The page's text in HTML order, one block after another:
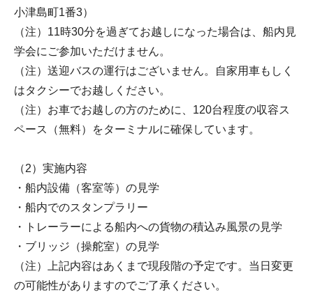
小津島町1番3）
（注）11時30分を過ぎてお越しになった場合は、船内見
学会にご参加いただけません。
（注）送迎バスの運行はございません。自家用車もしく
はタクシーでお越しください。
（注）お車でお越しの方のために、120台程度の収容ス
ペース（無料）をターミナルに確保しています。
（2）実施内容
・船内設備（客室等）の見学
・船内でのスタンプラリー
・トレーラーによる船内への貨物の積込み風景の見学
・ブリッジ（操舵室）の見学
（注）上記内容はあくまで現段階の予定です。当日変更
の可能性がありますのでご了承ください。